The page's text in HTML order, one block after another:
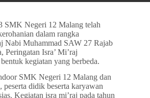
SMK Negeri 12 Malang telah
dalam rangka
Nabi Muhammad SAW 27 Rajab
Peringatan Isra’ Mi’raj
kegiatan yang berbeda.
SMK Negeri 12 Malang dan
didik beserta karyawan
Kegiatan isra mi’raj pada tahun